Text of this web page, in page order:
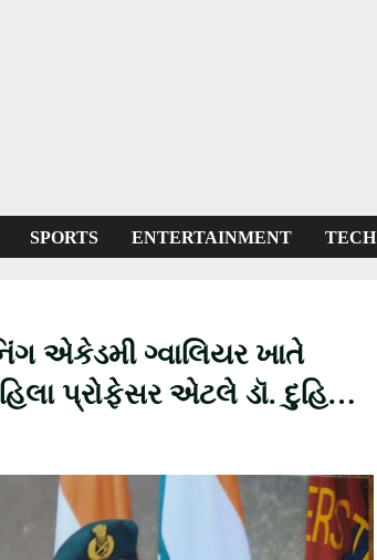
SPORTS ENTERTAINMENT TECH
એકેડમી ગ્વાલિયર ખાતે
પ્રોફેસર એટલે ડૉ. દુહિતા